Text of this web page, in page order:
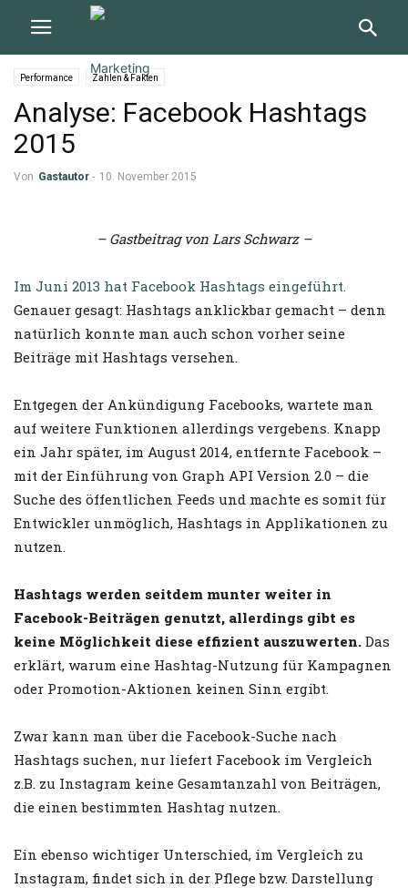
Performance Zahlen & Fakten
Analyse: Facebook Hashtags
2015
Von Gastautor - 10. November 2015
– Gastbeitrag von Lars Schwarz –
Im Juni 2013 hat Facebook Hashtags eingeführt.
Genauer gesagt: Hashtags anklickbar gemacht – denn
natürlich konnte man auch schon vorher seine
Beiträge mit Hashtags versehen.
Entgegen der Ankündigung Facebooks, wartete man
auf weitere Funktionen allerdings vergebens. Knapp
ein Jahr später, im August 2014, entfernte Facebook –
mit der Einführung von Graph API Version 2.0 – die
Suche des öffentlichen Feeds und machte es somit für
Entwickler unmöglich, Hashtags in Applikationen zu
nutzen.
Hashtags werden seitdem munter weiter in
Facebook-Beiträgen genutzt, allerdings gibt es
keine Möglichkeit diese effizient auszuwerten. Das
erklärt, warum eine Hashtag-Nutzung für Kampagnen
oder Promotion-Aktionen keinen Sinn ergibt.
Zwar kann man über die Facebook-Suche nach
Hashtags suchen, nur liefert Facebook im Vergleich
z.B. zu Instagram keine Gesamtanzahl von Beiträgen,
die einen bestimmten Hashtag nutzen.
Ein ebenso wichtiger Unterschied, im Vergleich zu
Instagram, findet sich in der Pflege bzw. Darstellung